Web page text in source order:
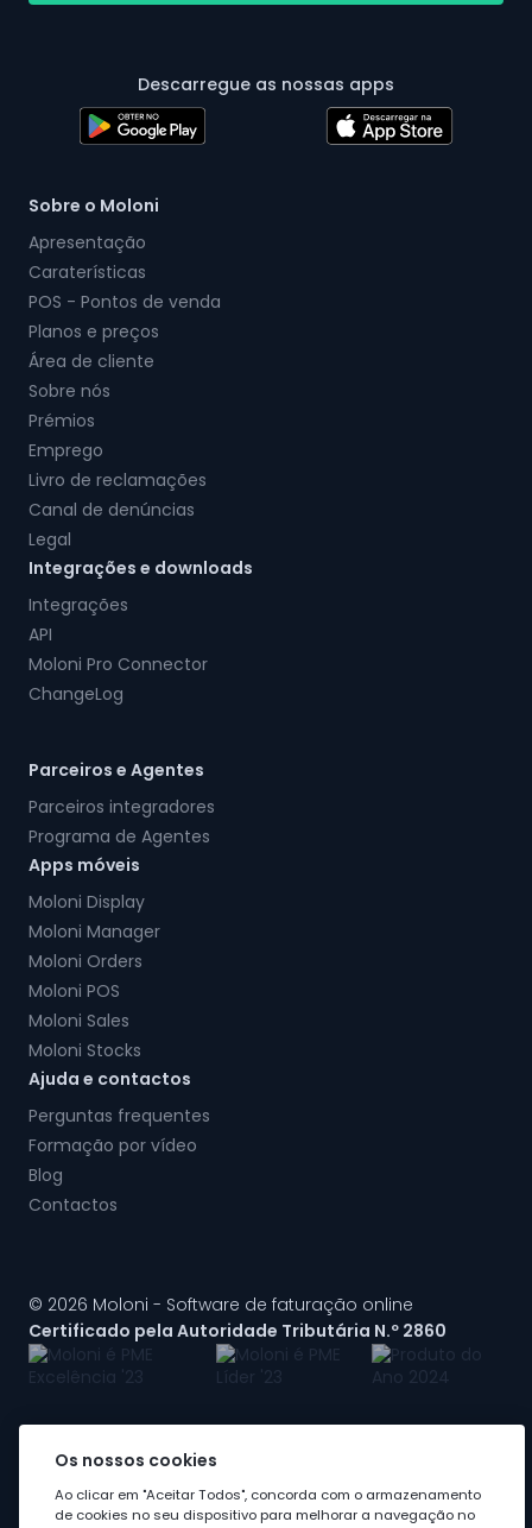
Descarregue as nossas apps
Sobre o Moloni
Apresentação
Caraterísticas
POS - Pontos de venda
Planos e preços
Área de cliente
Sobre nós
Prémios
Emprego
Livro de reclamações
Canal de denúncias
Legal
Integrações e downloads
Integrações
API
Moloni Pro Connector
ChangeLog
Parceiros e Agentes
Parceiros integradores
Programa de Agentes
Apps móveis
Moloni Display
Moloni Manager
Moloni Orders
Moloni POS
Moloni Sales
Moloni Stocks
Ajuda e contactos
Perguntas frequentes
Formação por vídeo
Blog
Contactos
© 2026 Moloni - Software de faturação online
Certificado pela Autoridade Tributária N.º 2860
A Moloni faz parte dogrupo Visma
Os nossos cookies
Ao clicar em "Aceitar Todos", concorda com o armazenamento
de cookies no seu dispositivo para melhorar a navegação no